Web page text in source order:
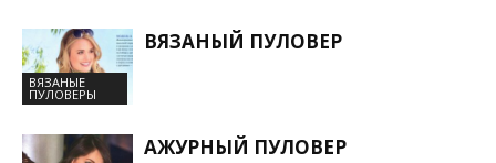
ВЯЗАНЫЕ
ПУЛОВЕРЫ
ВЯЗАНЫЙ ПУЛОВЕР
АЖУРНЫЙ ПУЛОВЕР